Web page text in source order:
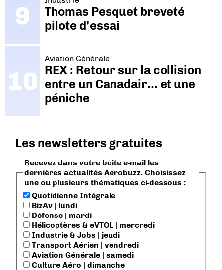
Thomas Pesquet breveté
pilote d'essai
Aviation Générale
REX : Retour sur la collision
entre un Canadair… et une
péniche
Les newsletters gratuites
Recevez dans votre boite e-mail les
dernières actualités Aerobuzz. Choisissez
une ou plusieurs thématiques ci-dessous :
Quotidienne Intégrale
BizAv | lundi
Défense | mardi
Hélicoptères & eVTOL | mercredi
Industrie & Jobs | jeudi
Transport Aérien | vendredi
Aviation Générale | samedi
Culture Aéro | dimanche